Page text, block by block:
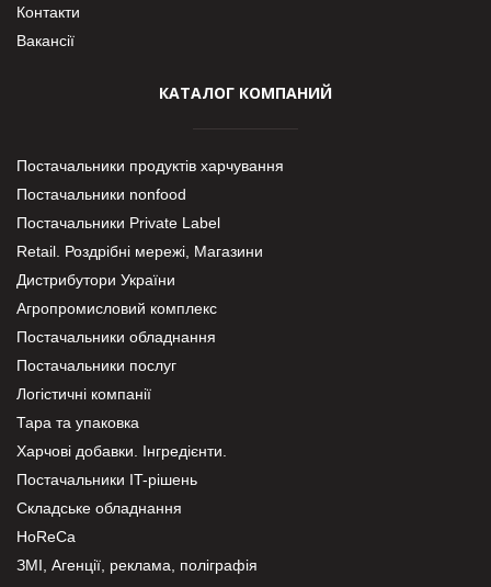
Контакти
Вакансії
КАТАЛОГ КОМПАНИЙ
Постачальники продуктів харчування
Постачальники nonfood
Постачальники Private Label
Retail. Роздрібні мережі, Магазини
Дистрибутори України
Агропромисловий комплекс
Постачальники обладнання
Постачальники послуг
Логістичні компанії
Тара та упаковка
Харчові добавки. Інгредієнти.
Постачальники IT-рішень
Складське обладнання
HoReCa
ЗМІ, Агенції, реклама, поліграфія